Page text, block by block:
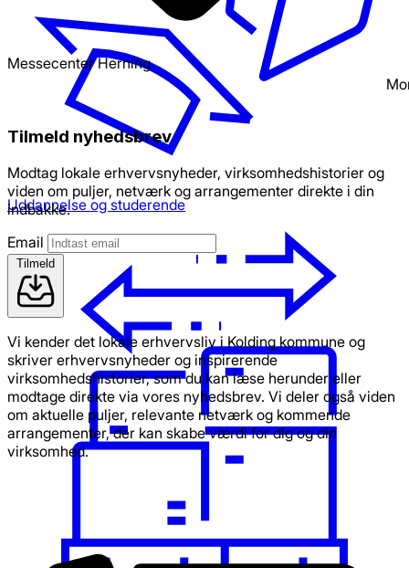
Uddannelse og studerende
Messecenter Herning
Tilmeld nyhedsbrev
Modtag lokale erhvervsnyheder, virksomhedshistorier og
viden om puljer, netværk og arrangementer direkte i din
indbakke.
Email
Tilmeld
Vi kender det lokale erhvervsliv i Kolding kommune og
skriver erhvervsnyheder og inspirerende
virksomhedshistorier, som du kan læse herunder eller
modtage direkte via vores nyhedsbrev. Vi deler også viden
om aktuelle puljer, relevante netværk og kommende
arrangementer, der kan skabe værdi for dig og din
virksomhed.